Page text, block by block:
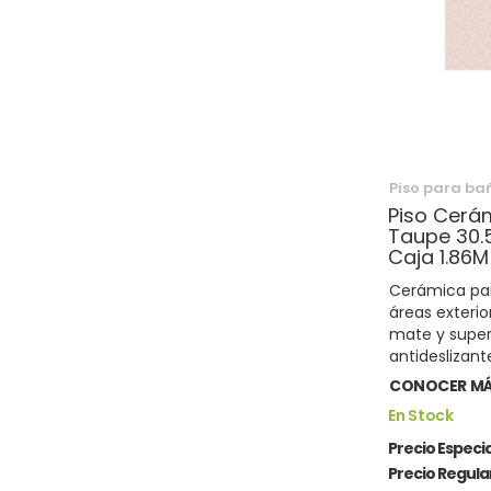
Piso para
Piso
Taupe
Caja 1.86M
Cerámica
áreas
mate y
CONOCER
En Stock
Precio
Precio